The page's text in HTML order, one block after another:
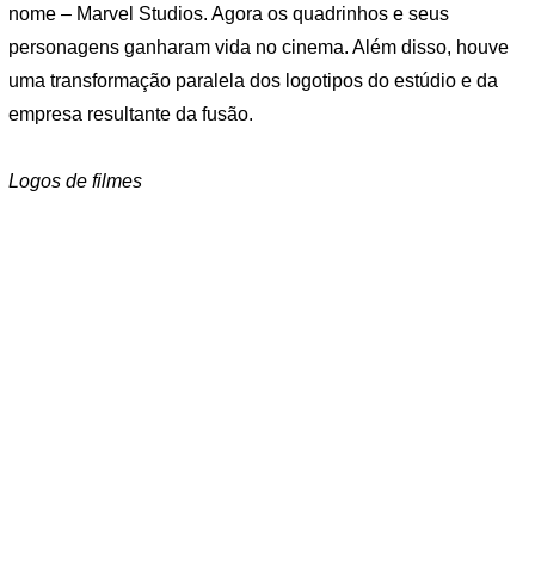
nome – Marvel Studios. Agora os quadrinhos e seus
personagens ganharam vida no cinema. Além disso, houve
uma transformação paralela dos logotipos do estúdio e da
empresa resultante da fusão.
Logos de filmes